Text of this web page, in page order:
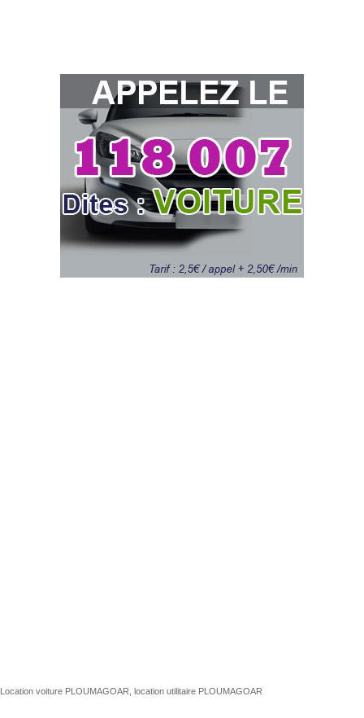
Location voiture PLOUMAGOAR, location utilitaire PLOUMAGOAR